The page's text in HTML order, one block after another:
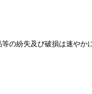
紛失及び破損は速やか